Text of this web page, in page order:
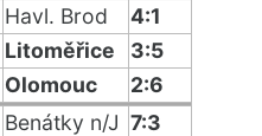
Havl. Brod
4:1
Litoměřice
3:5
Olomouc
2:6
Benátky n/J 7:3